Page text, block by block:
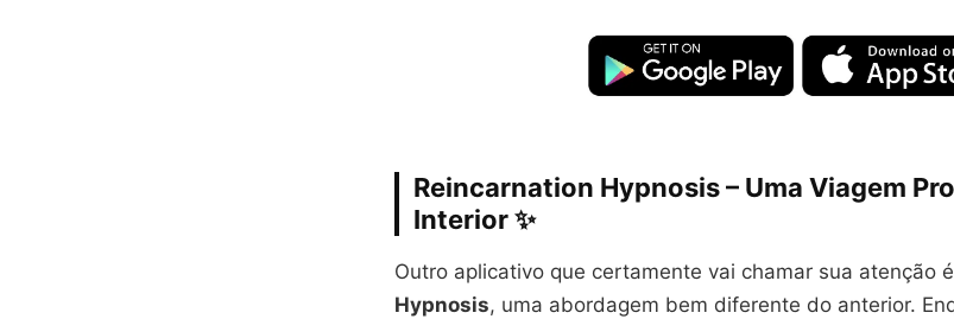
Reincarnation Hypnosis – Uma Viagem
Interior ✨
Outro aplicativo que certamente vai chamar sua atenção
Hypnosis, uma abordagem bem diferente do anterior.